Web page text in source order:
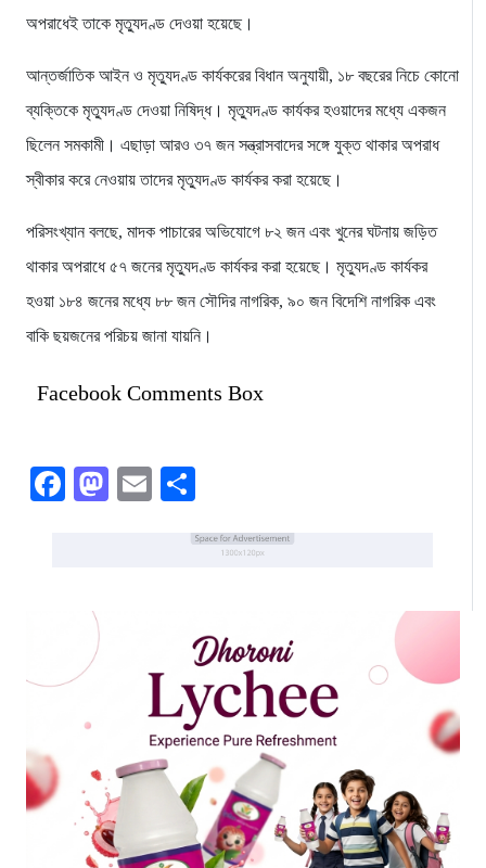
অপরাধেই তাকে মৃত্যুদণ্ড দেওয়া হয়েছে।
আন্তর্জাতিক আইন ও মৃত্যুদণ্ড কার্যকরের বিধান অনুযায়ী, ১৮ বছরের নিচে কোনো
ব্যক্তিকে মৃত্যুদণ্ড দেওয়া নিষিদ্ধ। মৃত্যুদণ্ড কার্যকর হওয়াদের মধ্যে একজন
ছিলেন সমকামী। এছাড়া আরও ৩৭ জন সন্ত্রাসবাদের সঙ্গে যুক্ত থাকার অপরাধ
স্বীকার করে নেওয়ায় তাদের মৃত্যুদণ্ড কার্যকর করা হয়েছে।
পরিসংখ্যান বলছে, মাদক পাচারের অভিযোগে ৮২ জন এবং খুনের ঘটনায় জড়িত
থাকার অপরাধে ৫৭ জনের মৃত্যুদণ্ড কার্যকর করা হয়েছে। মৃত্যুদণ্ড কার্যকর
হওয়া ১৮৪ জনের মধ্যে ৮৮ জন সৌদির নাগরিক, ৯০ জন বিদেশি নাগরিক এবং
বাকি ছয়জনের পরিচয় জানা যায়নি।
Facebook Comments Box
Facebook
Mastodon
Email